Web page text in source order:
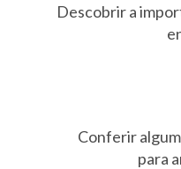
Descobrir a
Conferir
para